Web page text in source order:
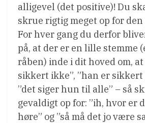
alligevel (det positive)! Du
skrue rigtig meget op for
For hver gang du derfor
på, at der er en lille stemme
råben) inde i dit hoved om,
sikkert ikke”, ”han er sikkert
”det siger hun til alle” – så
gevaldigt op for: ”ih, hvor er
høre” og ”så må det jo være